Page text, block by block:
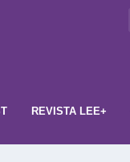
REVISTA LEE+